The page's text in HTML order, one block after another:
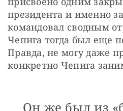
президента и именно
командовал сводным
Чепига тогда был еще
Правда, не могу даже
конкретно Чепига
Он же был из